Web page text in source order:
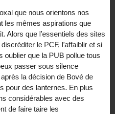
que nous orientons nos
les mêmes aspirations que
Alors que l’essentiels des sites
le PCF, l’affaiblir et si
oublier que la PUB pollue tous
passer sous silence
la décision de Bové de
pour des lanternes. En plus
considérables avec des
de faire taire les